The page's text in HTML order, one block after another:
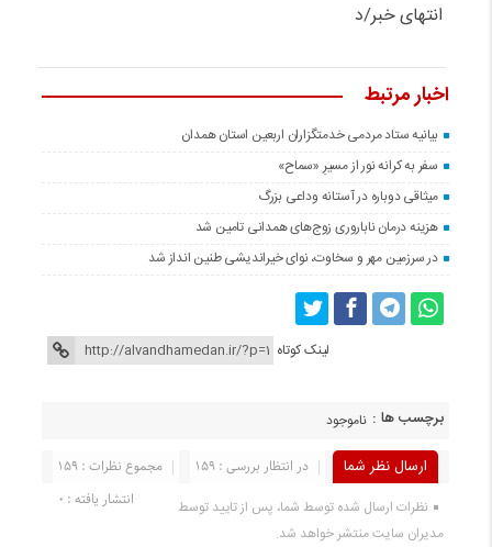
انتهای خبر/د
اخبار مرتبط
بیانیه ستاد مردمی خدمتگزاران اربعین استان همدان
سفر به کرانه‌ نور از مسیرِ «سماح»
میثاقی دوباره در آستانه‌ وداعی بزرگ
هزینه درمان ناباروری زوج‌های همدانی تامین شد
در سرزمین مهر و سخاوت، نوای خیراندیشی طنین انداز شد
لینک کوتاه
برچسب ها : ناموجود
ارسال نظر شما مجموع نظرات : 159
در انتظار بررسی : 159
انتشار یافته : 0
نظرات ارسال شده توسط شما، پس از تایید توسط
مدیران سایت منتشر خواهد شد.